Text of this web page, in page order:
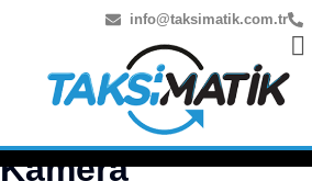
info@taksimatik.com.tr
Kamera